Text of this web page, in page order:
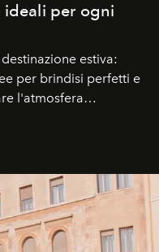
ideali per ogni
estiva:
per brindisi perfetti e
l'atmosfera